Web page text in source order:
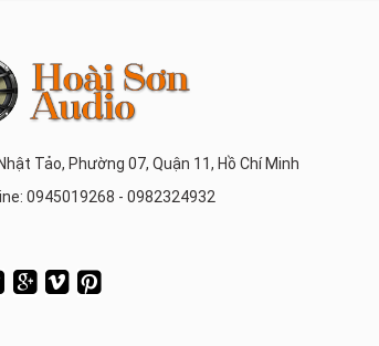
Tảo, Phường 07, Quận 11, Hồ Chí Minh
0945019268 - 0982324932